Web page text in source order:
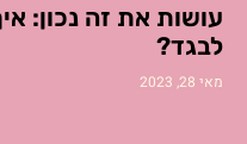
עושות את זה נכון:
לבגד?
מאי 28, 2023